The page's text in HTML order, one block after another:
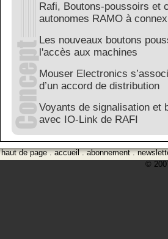
Rafi, Boutons-poussoirs et
autonomes RAMO à
Les nouveaux boutons
l'accès aux machines
Mouser Electronics
d’un accord de distribution
Voyants de signalisation et
avec IO-Link de RAFI
haut de page.accueil.abonnement.
©